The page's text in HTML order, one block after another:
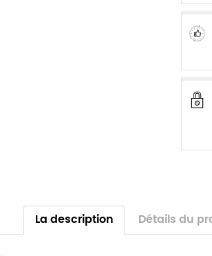
La description Détails du